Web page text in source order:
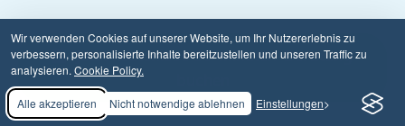
Wir verwenden Cookies auf unserer Website, um Ihr Nutzererlebnis zu
verbessern, personalisierte Inhalte bereitzustellen und unseren Traffic zu
analysieren. Cookie Policy.
Alle akzeptieren Nicht notwendige ablehnen Einstellungen
Jetzt kostenlose 30-Minuten-Beratung